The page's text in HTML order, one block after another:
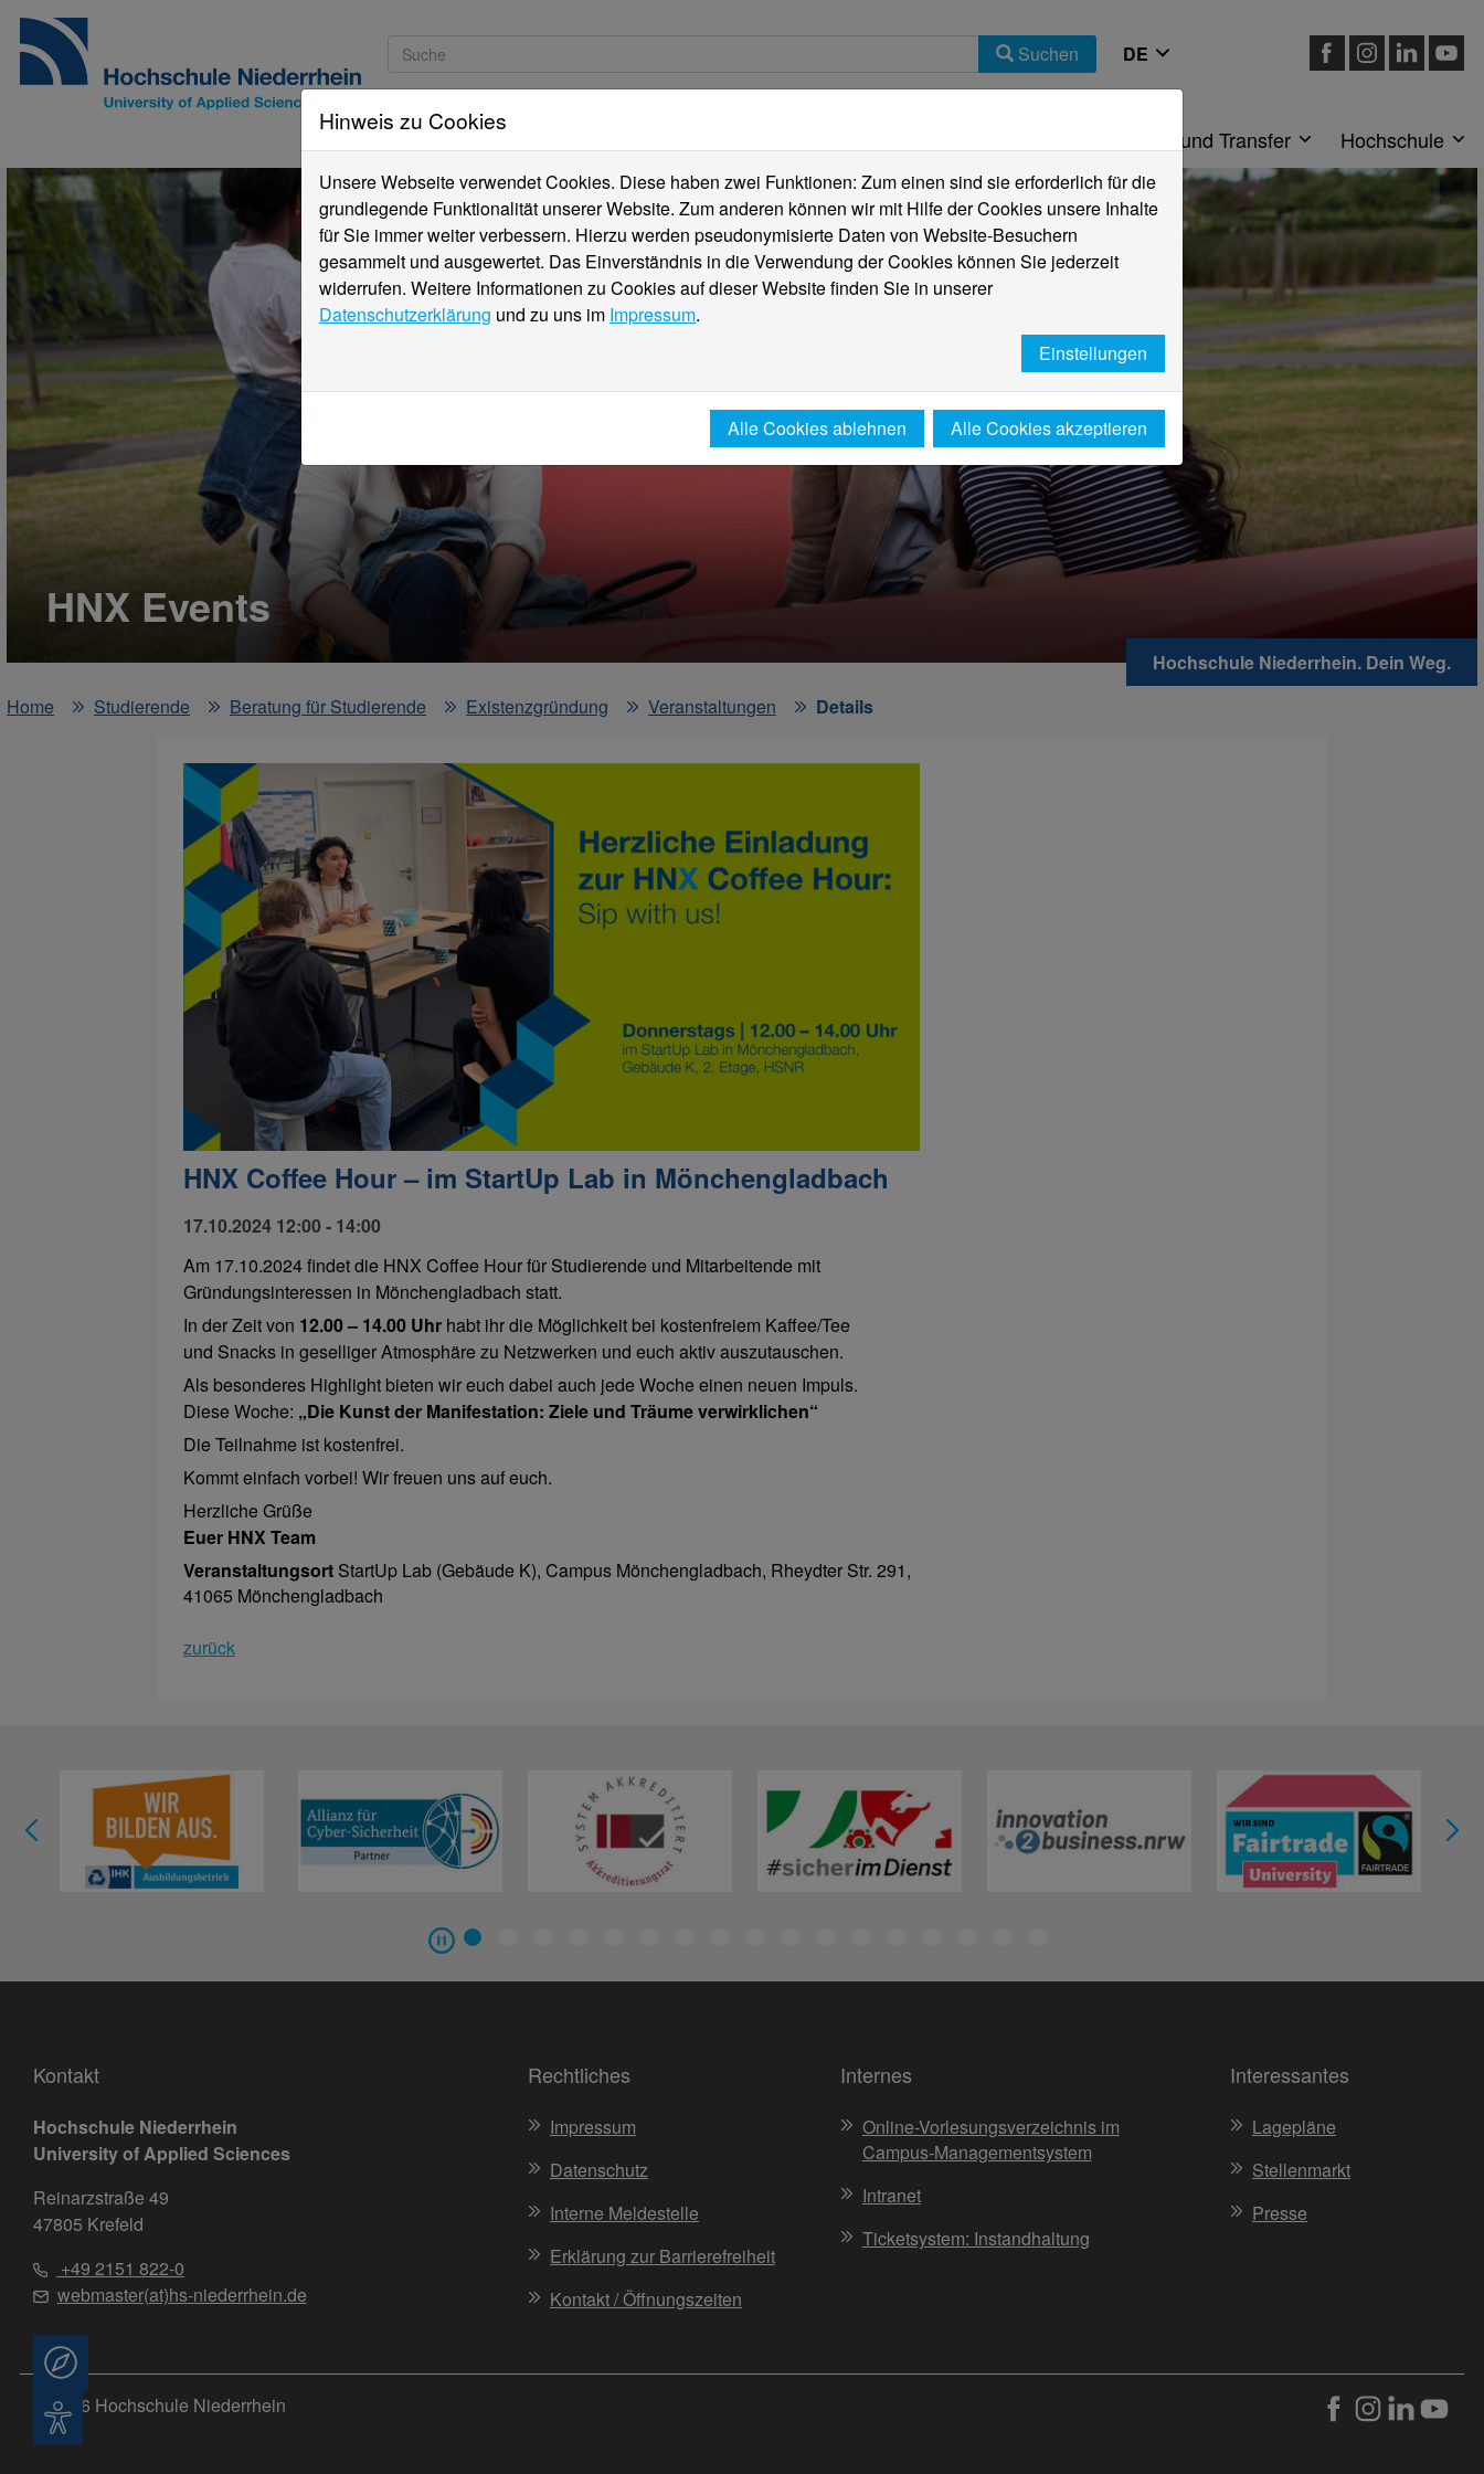
Suchen
Studieninteressierte Forschung und Transfer Hochschule
HNX Events
Hochschule Niederrhein. Dein Weg.
Home
Studierende Beratung für Studierende Existenzgründung Veranstaltungen Details
HNX Coffee Hour – im StartUp Lab in Mönchengladbach
17.10.2024 12:00 - 14:00
Am 17.10.2024 findet die HNX Coffee Hour für Studierende und Mitarbeitende mit
Gründungsinteressen in Mönchengladbach statt.
In der Zeit von 12.00 – 14.00 Uhr habt ihr die Möglichkeit bei kostenfreiem Kaffee/Tee
und Snacks in geselliger Atmosphäre zu Netzwerken und euch aktiv auszutauschen.
Als besonderes Highlight bieten wir euch dabei auch jede Woche einen neuen Impuls.
Diese Woche: „Die Kunst der Manifestation: Ziele und Träume verwirklichen“
Die Teilnahme ist kostenfrei.
Kommt einfach vorbei! Wir freuen uns auf euch.
Herzliche Grüße
Euer HNX Team
Veranstaltungsort StartUp Lab (Gebäude K), Campus Mönchengladbach, Rheydter Str. 291,
41065 Mönchengladbach
zurück
Kontakt
Hochschule Niederrhein
University of Applied Sciences
Reinarzstraße 49
47805 Krefeld
+49 2151 822-0
webmaster(at)hs-niederrhein.de
Rechtliches
Impressum
Datenschutz
Interne Meldestelle
Erklärung zur Barrierefreiheit
Kontakt / Öffnungszeiten
Internes
Online-Vorlesungsverzeichnis im
Campus-Managementsystem
Intranet
Ticketsystem: Instandhaltung
Interessantes
Lagepläne
Stellenmarkt
Presse
© 2026 Hochschule Niederrhein
Barrierefreiheit
Hinweis zu Cookies
Unsere Webseite verwendet Cookies. Diese haben zwei Funktionen: Zum einen sind sie erforderlich für die
grundlegende Funktionalität unserer Website. Zum anderen können wir mit Hilfe der Cookies unsere Inhalte
für Sie immer weiter verbessern. Hierzu werden pseudonymisierte Daten von Website-Besuchern
gesammelt und ausgewertet. Das Einverständnis in die Verwendung der Cookies können Sie jederzeit
widerrufen. Weitere Informationen zu Cookies auf dieser Website finden Sie in unserer
Datenschutzerklärung und zu uns im Impressum.
Einstellungen
Alle Cookies ablehnen Alle Cookies akzeptieren